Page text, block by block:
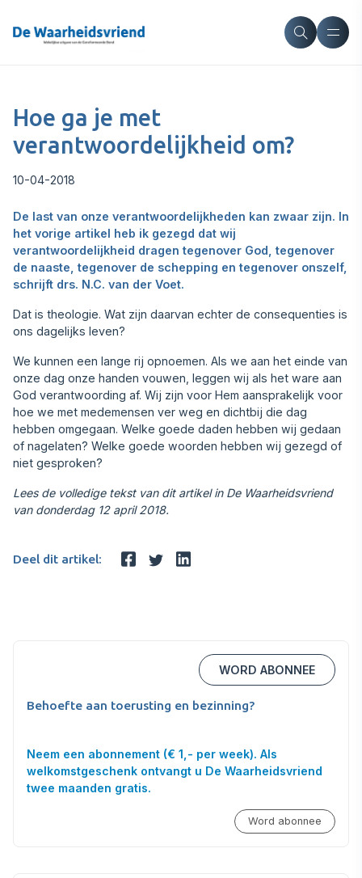
Hoe ga je met
verantwoordelijkheid om?
10-04-2018
De last van onze verantwoordelijkheden kan zwaar zijn. In
het vorige artikel heb ik gezegd dat wij
verantwoordelijkheid dragen tegenover God, tegenover
de naaste, tegenover de schepping en tegenover onszelf,
schrijft drs. N.C. van der Voet.
Dat is theologie. Wat zijn daarvan echter de consequenties is
ons dagelijks leven?
We kunnen een lange rij opnoemen. Als we aan het einde van
onze dag onze handen vouwen, leggen wij als het ware aan
God verantwoording af. Wij zijn voor Hem aansprakelijk voor
hoe we met medemensen ver weg en dichtbij die dag
hebben omgegaan. Welke goede daden hebben wij gedaan
of nagelaten? Welke goede woorden hebben wij gezegd of
niet gesproken?
Lees de volledige tekst van dit artikel in De Waarheidsvriend
van donderdag 12 april 2018.
Deel dit artikel:
WORD ABONNEE
Behoefte aan toerusting en bezinning?
Neem een abonnement (€ 1,- per week). Als
welkomstgeschenk ontvangt u De Waarheidsvriend
twee maanden gratis.
Word abonnee